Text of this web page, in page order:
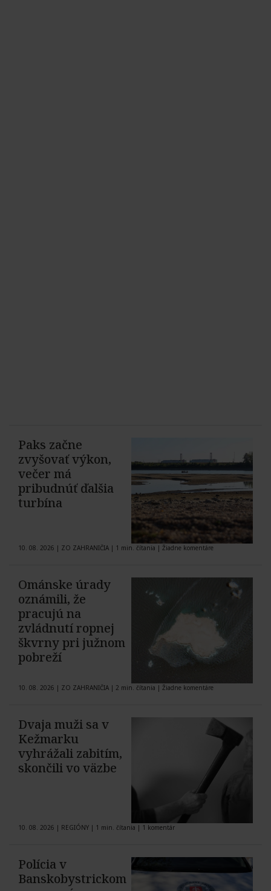
Paks začne
zvyšovať výkon,
večer má
pribudnúť ďalšia
turbína
10. 08. 2026 | ZO ZAHRANIČIA | 1 min. čítania | Žiadne komentáre
Ománske úrady
oznámili, že
pracujú na
zvládnutí ropnej
škvrny pri južnom
pobreží
10. 08. 2026 | ZO ZAHRANIČIA | 2 min. čítania | Žiadne komentáre
Dvaja muži sa v
Kežmarku
vyhrážali zabitím,
skončili vo väzbe
10. 08. 2026 | REGIÓNY | 1 min. čítania | 1 komentár
Polícia v
Banskobystrickom